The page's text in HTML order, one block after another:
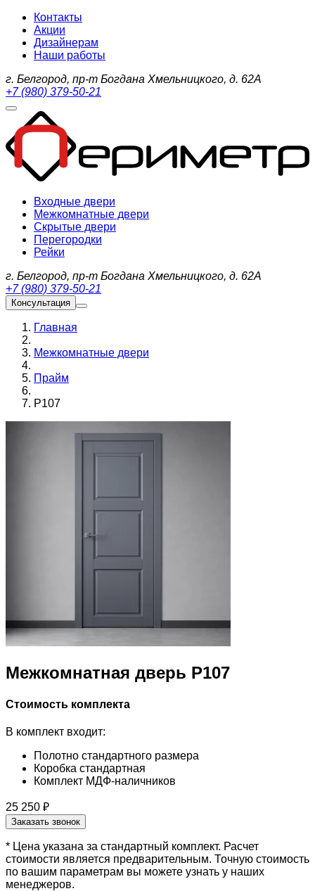
Контакты
Акции
Дизайнерам
Наши работы
г. Белгород, пр-т Богдана Хмельницкого, д. 62А
+7 (980) 379-50-21
Входные двери
Межкомнатные двери
Скрытые двери
Перегородки
Рейки
г. Белгород, пр-т Богдана Хмельницкого, д. 62А
+7 (980) 379-50-21
Консультация
Главная
Межкомнатные двери
Прайм
Р107
Межкомнатная дверь Р107
Стоимость комплекта
В комплект входит:
Полотно стандартного размера
Коробка стандартная
Комплект МДФ-наличников
25 250 ₽
Заказать звонок
* Цена указана за стандартный комплект. Расчет
стоимости является предварительным. Точную стоимость
по вашим параметрам вы можете узнать у наших
менеджеров.